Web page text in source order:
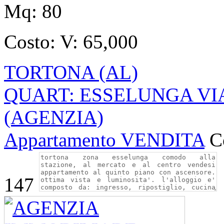
Mq: 80
Costo: V: 65,000
TORTONA (AL)
QUART: ESSELUNGA
(AGENZIA)
Appartamento VENDITA
147